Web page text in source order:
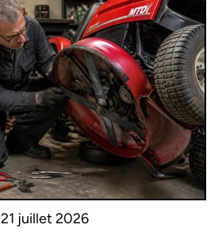
21 juillet 2026